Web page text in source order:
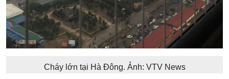
Cháy lớn tại Hà Đông. Ảnh: VTV News